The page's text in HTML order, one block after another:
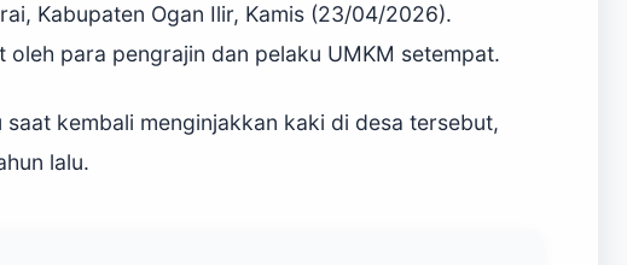
Kabupaten Ogan Ilir, Kamis (23/04/2026).
oleh para pengrajin dan pelaku UMKM setempat.
kembali menginjakkan kaki di desa tersebut,
lalu.